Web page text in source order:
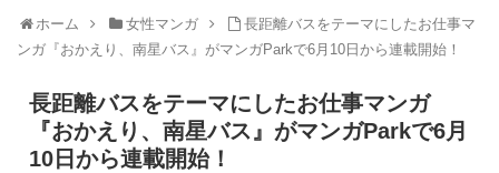
ホーム 女性マンガ
長距離バスをテーマにしたお仕事マ
ンガ『おかえり、南星バス』がマンガParkで6月10日から連載開始！
長距離バスをテーマにしたお仕事マンガ
『おかえり、南星バス』がマンガParkで6月
10日から連載開始！